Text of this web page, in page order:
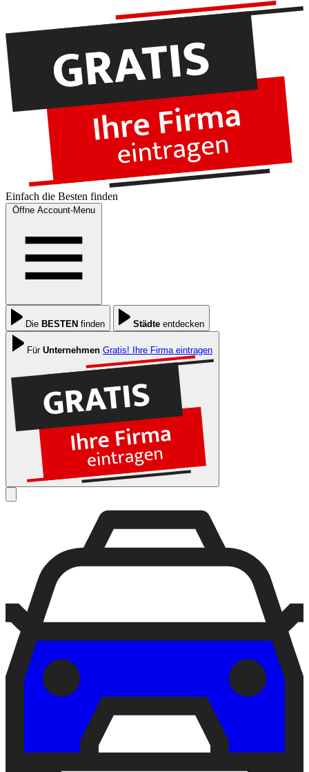
Einfach die Besten finden
Öffne Account-Menu
Die BESTEN finden Städte entdecken
Für Unternehmen Gratis! Ihre Firma eintragen